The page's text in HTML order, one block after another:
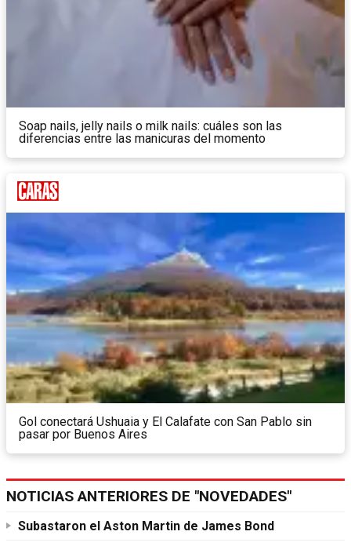
Soap nails, jelly nails o milk nails: cuáles son las
diferencias entre las manicuras del momento
Gol conectará Ushuaia y El Calafate con San Pablo sin
pasar por Buenos Aires
NOTICIAS ANTERIORES DE "NOVEDADES"
Subastaron el Aston Martin de James Bond